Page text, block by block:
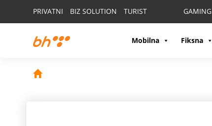
PRIVATNI BIZ SOLUTION TURIST GAMING
Mobilna Fiksna